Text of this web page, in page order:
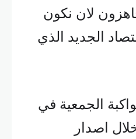
لان نكون
الجديد الذي
الجمعية في
اصدار